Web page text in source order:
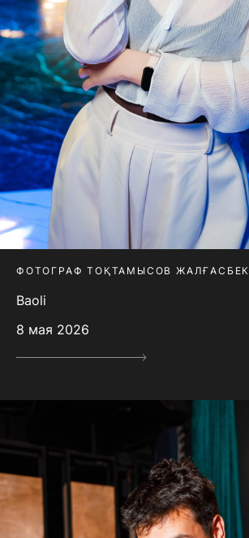
ФОТОГРАФ ТОҚТАМЫСОВ ЖАЛҒАСБЕК
Baoli
8 мая 2026